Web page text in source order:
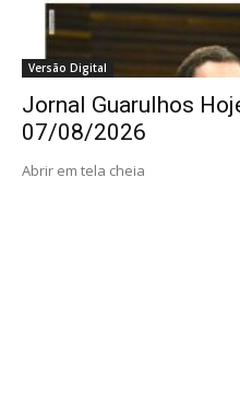
Versão Digital
Jornal Guarulhos
07/08/2026
Abrir em tela cheia